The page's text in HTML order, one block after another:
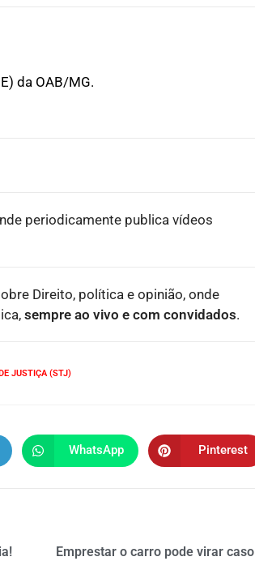
da OAB/MG.
periodicamente publica vídeos
Direito, política e opinião, onde
sempre ao vivo e com convidados.
JUSTIÇA (STJ)
WhatsApp Pinterest
Emprestar o carro pode virar caso